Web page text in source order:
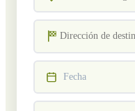
Fecha